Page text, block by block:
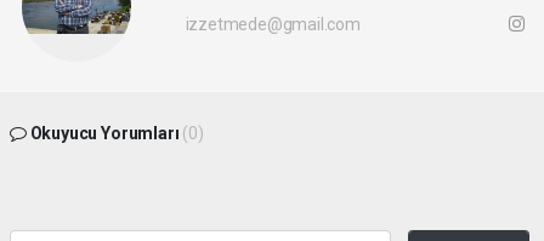
izzetmede@gmail.com
Okuyucu Yorumları (0)